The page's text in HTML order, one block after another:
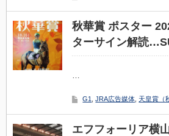
秋華賞 ポスター
ターサイン解読
…
G1 ,JRA広告媒体 天皇賞（
エフフォーリア横